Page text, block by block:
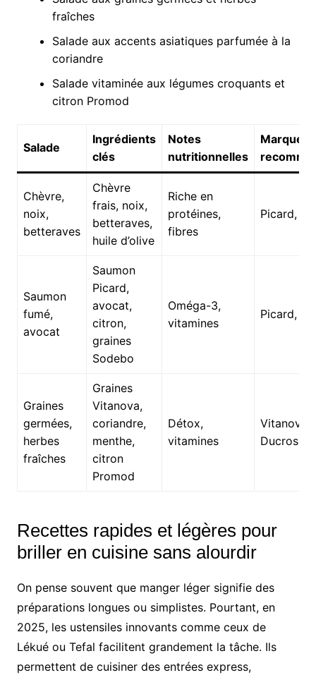
fraîches
Salade aux accents asiatiques parfumée à la
coriandre
Salade vitaminée aux légumes croquants et
citron Promod
Salade
Ingrédients
clés
Notes
nutritionnelles
Marques
Chèvre,
noix,
betteraves
Chèvre
frais, noix,
betteraves,
huile d’olive
Riche en
protéines,
fibres
Picard,
Saumon
fumé,
avocat
Saumon
Picard,
avocat,
citron,
graines
Sodebo
Oméga-3,
vitamines
Picard,
Graines
germées,
herbes
fraîches
Graines
Vitanova,
coriandre,
menthe,
citron
Promod
Détox,
vitamines
Vitanova,
Ducros,
Recettes rapides et légères pour
briller en cuisine sans alourdir
On pense souvent que manger léger signifie des
préparations longues ou simplistes. Pourtant, en
2025, les ustensiles innovants comme ceux de
Lékué ou Tefal facilitent grandement la tâche. Ils
permettent de cuisiner des entrées express,